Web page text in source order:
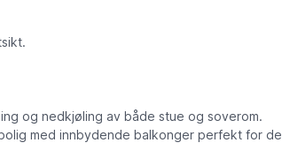
og nedkjøling av både stue og soverom.
med innbydende balkonger perfekt for de